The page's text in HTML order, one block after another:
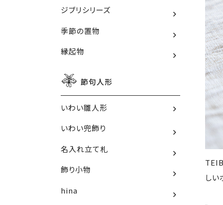
ジブリシリーズ
季節の置物
縁起物
節句人形
いわい雛人形
いわい兜飾り
名入れ立て札
飾り小物
hina
しい